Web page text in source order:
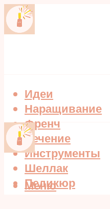
Идеи
Наращивание
Френч
Лечение
Инструменты
Шеллак
Педикюр
Меню